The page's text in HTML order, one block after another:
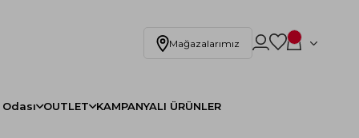
Mağazalarımız
OUTLET KAMPANYALI ÜRÜNLER